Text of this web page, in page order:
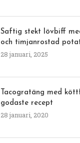
Saftig stekt lövbiff
och timjanrostad
28 januari, 2025
Tacogratäng med
godaste recept
28 januari, 2020